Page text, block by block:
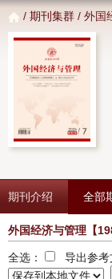
/ 期刊集群 / 外国
期刊介绍 全部
外国经济与管理 【
全选：
导出参考